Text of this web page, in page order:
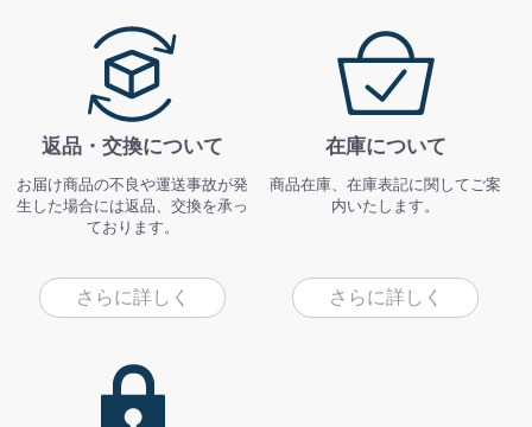
返品・交換について
お届け商品の不良や運送事故が発
生した場合には返品、交換を承っ
ております。
さらに詳しく
在庫について
商品在庫、在庫表記に関してご案
内いたします。
さらに詳しく